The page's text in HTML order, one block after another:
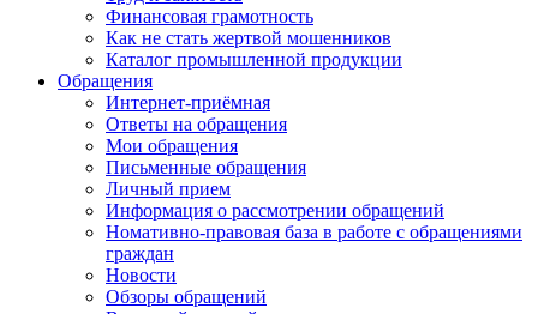
Финансовая грамотность
Как не стать жертвой мошенников
Каталог промышленной продукции
Обращения
Интернет-приёмная
Ответы на обращения
Мои обращения
Письменные обращения
Личный прием
Информация о рассмотрении обращений
Номативно-правовая база в работе с обращениями
граждан
Новости
Обзоры обращений